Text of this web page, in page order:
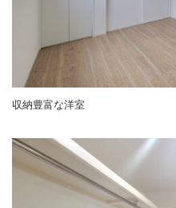
収納豊富な洋室